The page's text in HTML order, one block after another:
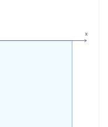
X